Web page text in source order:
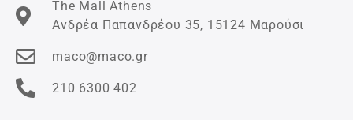
The Mall Athens
Ανδρέα Παπανδρέου 35, 15124 Μαρούσι
maco@maco.gr
210 6300 402